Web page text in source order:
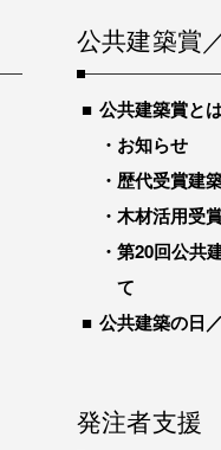
公共建築賞
公共建築賞と
お知らせ
歴代受賞建
木材活用受
第20回公共
て
公共建築の日
発注者支援